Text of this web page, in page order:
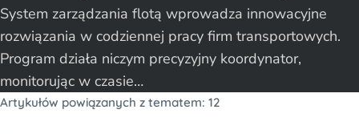
System zarządzania flotą wprowadza innowacyjne
rozwiązania w codziennej pracy firm transportowych.
Program działa niczym precyzyjny koordynator,
monitorując w czasie…
Artykułów powiązanych z tematem: 12